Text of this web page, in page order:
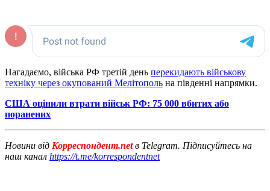
Нагадаємо, війська РФ третій день перекидають військову
техніку через окупований Мелітополь на південні напрямки.
США оцінили втрати військ РФ: 75 000 вбитих або
поранених
Новини від Корреспондент.netв Telegram. Підписуйтесь на
наш канал https://t.me/korrespondentnet